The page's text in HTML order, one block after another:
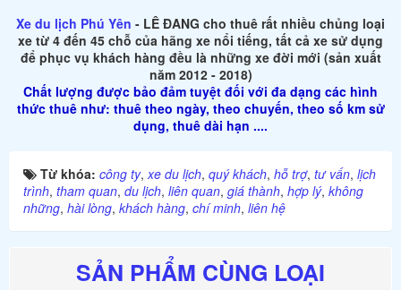
Xe du lịch Phú Yên - LÊ ĐANG cho thuê rất nhiều chủng loại
xe từ 4 đến 45 chỗ của hãng xe nổi tiếng, tất cả xe sử dụng
để phục vụ khách hàng đều là những xe đời mới (sản xuất
năm 2012 - 2018)
Chất lượng được bảo đảm tuyệt đối với đa dạng các hình
thức thuê như: thuê theo ngày, theo chuyến, theo số km sử
dụng, thuê dài hạn ....
Từ khóa: công ty,xe du lịch, quý khách, hỗ trợ, tư vấn, lịch
trình, tham quan, du lịch, liên quan, giá thành, hợp lý, không
những, hài lòng, khách hàng, chí minh, liên hệ
SẢN PHẨM CÙNG LOẠI